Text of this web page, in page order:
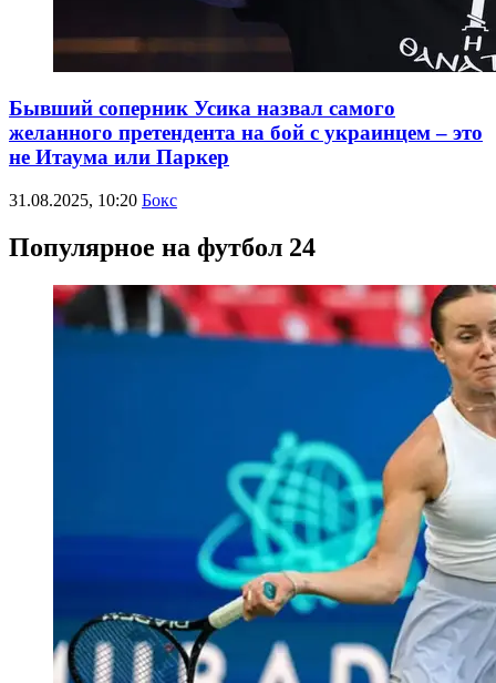
Бывший соперник Усика назвал самого
желанного претендента на бой с украинцем – это
не Итаума или Паркер
31.08.2025, 10:20 Бокс
Популярное на футбол 24